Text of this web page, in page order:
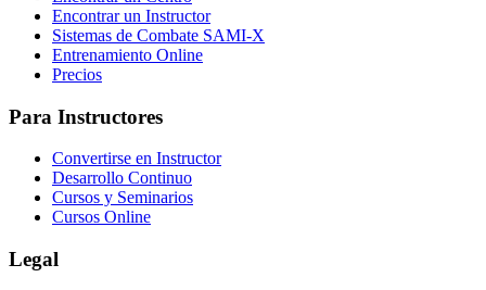
Encontrar un Instructor
Sistemas de Combate SAMI-X
Entrenamiento Online
Precios
Para Instructores
Convertirse en Instructor
Desarrollo Continuo
Cursos y Seminarios
Cursos Online
Legal